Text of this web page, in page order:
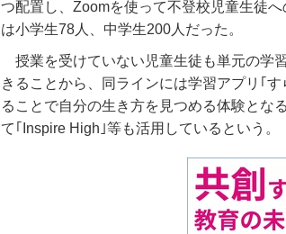
つ配置し、Zoomを使って不登校児童生徒
は小学生78人、中学生200人だった。
授業を受けていない児童生徒も単元の学
きることから、同ラインには学習アプリ｢
ることで自分の生き方を見つめる体験とな
て｢Inspire High｣等も活用しているという。